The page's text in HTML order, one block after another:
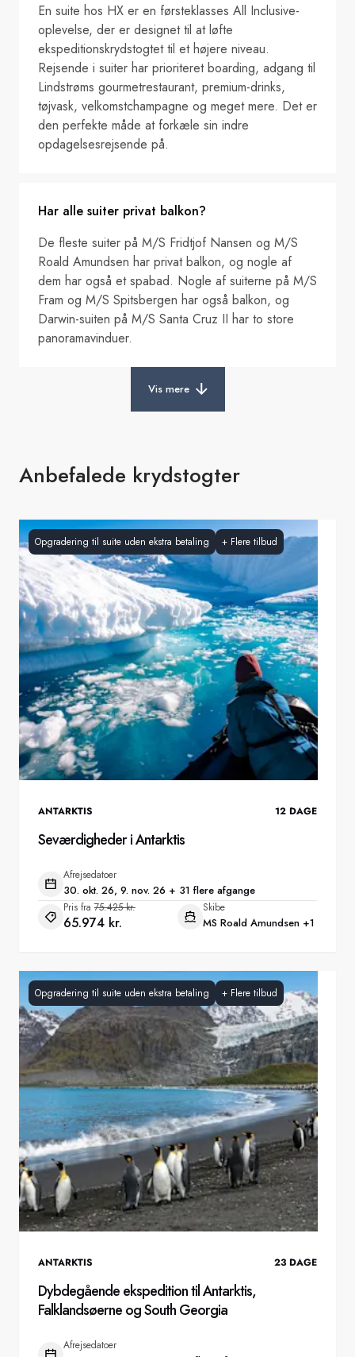
En suite hos HX er en førsteklasses All Inclusive-
oplevelse, der er designet til at løfte
ekspeditionskrydstogtet til et højere niveau.
Rejsende i suiter har prioriteret boarding, adgang til
Lindstrøms gourmetrestaurant, premium-drinks,
tøjvask, velkomstchampagne og meget mere. Det er
den perfekte måde at forkæle sin indre
opdagelsesrejsende på.
Har alle suiter privat balkon?
De fleste suiter på M/S Fridtjof Nansen og M/S
Roald Amundsen har privat balkon, og nogle af
dem har også et spabad. Nogle af suiterne på M/S
Fram og M/S Spitsbergen har også balkon, og
Darwin-suiten på M/S Santa Cruz II har to store
panoramavinduer.
Vis mere
Anbefalede krydstogter
Opgradering til suite uden ekstra betaling + Flere tilbud
ANTARKTIS 12 DAGE
Seværdigheder i Antarktis
Afrejsedatoer
30. okt. 26, 9. nov. 26 + 31 flere afgange
Pris fra 75.425 kr.
65.974 kr.
Skibe
MS Roald Amundsen +1
Opgradering til suite uden ekstra betaling + Flere tilbud
ANTARKTIS 23 DAGE
Dybdegående ekspedition til Antarktis,
Falklandsøerne og South Georgia
Afrejsedatoer